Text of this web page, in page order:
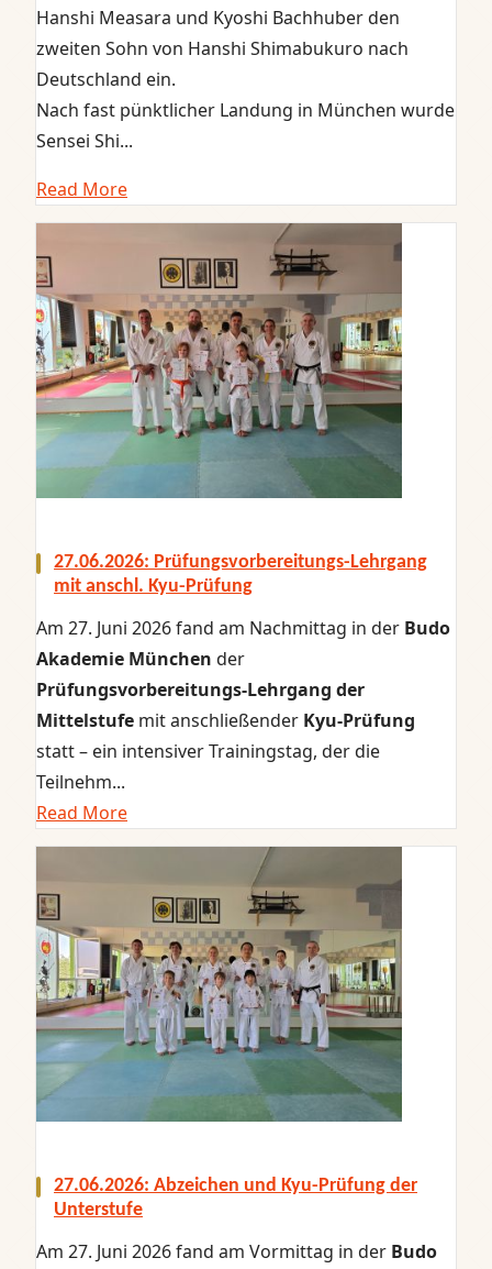
Hanshi Measara und Kyoshi Bachhuber den
zweiten Sohn von Hanshi Shimabukuro nach
Deutschland ein.
Nach fast pünktlicher Landung in München wurde
Sensei Shi...
Read More
27.06.2026: Prüfungsvorbereitungs-Lehrgang
mit anschl. Kyu-Prüfung
Am 27. Juni 2026 fand am Nachmittag in der Budo
Akademie München der
Prüfungsvorbereitungs‑Lehrgang der
Mittelstufe mit anschließender Kyu‑Prüfung
statt – ein intensiver Trainingstag, der die
Teilnehm...
Read More
27.06.2026: Abzeichen und Kyu-Prüfung der
Unterstufe
Am 27. Juni 2026 fand am Vormittag in der Budo